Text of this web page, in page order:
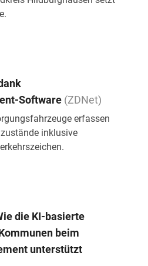
Software (ZDNet)
erfassen
inklusive
die KI-basierte
beim
unterstützt